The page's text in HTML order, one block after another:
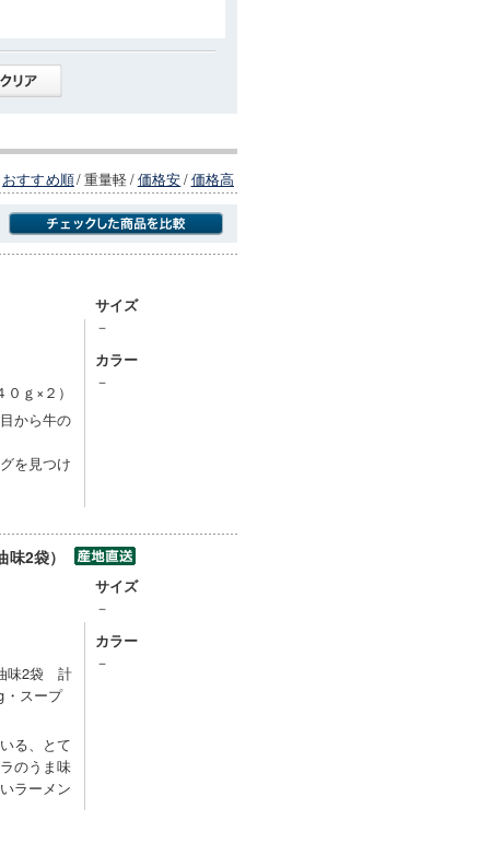
おすすめ順/重量軽/価格安/価格高
ｇ×２）
から牛の
を見つけ
サイズ
－
カラー
－
2袋）
味2袋 計
・スープ
る、とて
のうま味
ラーメン
サイズ
－
カラー
－